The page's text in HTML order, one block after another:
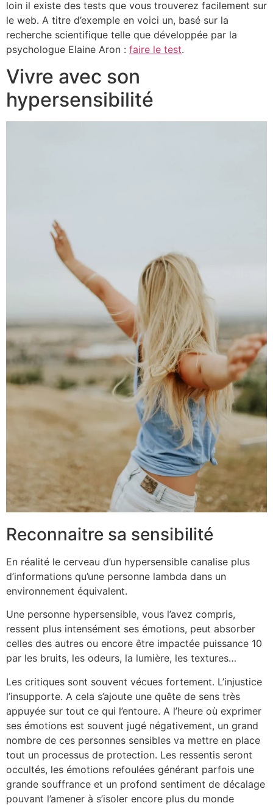
loin il existe des tests que vous trouverez facilement sur
le web. A titre d’exemple en voici un, basé sur la
recherche scientifique telle que développée par la
psychologue Elaine Aron : faire le test.
Vivre avec son
hypersensibilité
Reconnaitre sa sensibilité
En réalité le cerveau d’un hypersensible canalise plus
d’informations qu’une personne lambda dans un
environnement équivalent.
Une personne hypersensible, vous l’avez compris,
ressent plus intensément ses émotions, peut absorber
celles des autres ou encore être impactée puissance 10
par les bruits, les odeurs, la lumière, les textures…
Les critiques sont souvent vécues fortement. L’injustice
l’insupporte. A cela s’ajoute une quête de sens très
appuyée sur tout ce qui l’entoure. A l’heure où exprimer
ses émotions est souvent jugé négativement, un grand
nombre de ces personnes sensibles va mettre en place
tout un processus de protection. Les ressentis seront
occultés, les émotions refoulées générant parfois une
grande souffrance et un profond sentiment de décalage
pouvant l’amener à s’isoler encore plus du monde